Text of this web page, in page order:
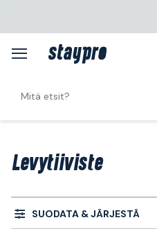
Levytiiviste
SUODATA & JÄRJESTÄ